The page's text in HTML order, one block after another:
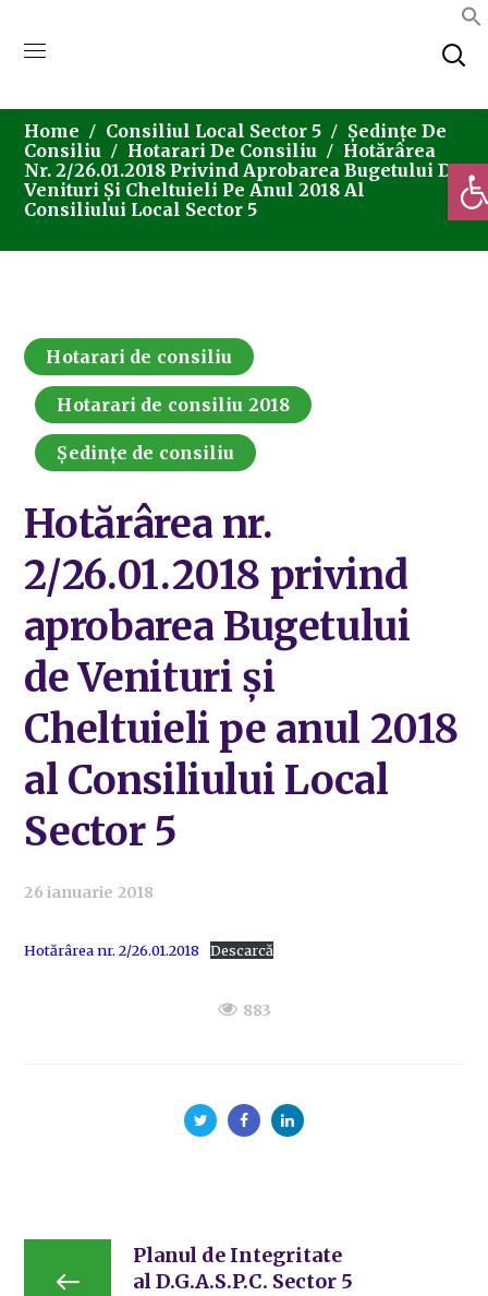
Home Consiliul Local Sector 5
Ședințe De
Consiliu
Hotarari De Consiliu
Hotărârea
Nr. 2/26.01.2018 Privind Aprobarea Bugetului De
Venituri Și Cheltuieli Pe Anul 2018 Al
Consiliului Local Sector 5
Hotarari de consiliu
Hotarari de consiliu 2018
Ședințe de consiliu
Hotărârea nr.
2/26.01.2018 privind
aprobarea Bugetului
de Venituri și
Cheltuieli pe anul 2018
al Consiliului Local
Sector 5
26 ianuarie 2018
Hotărârea nr. 2/26.01.2018 Descarcă
883
Planul de Integritate
al D.G.A.S.P.C. Sector 5